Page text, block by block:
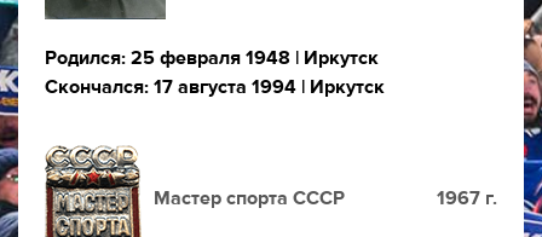
Родился: 25 февраля 1948 | Иркутск
Скончался: 17 августа 1994 | Иркутск
Мастер спорта СССР 1967 г.